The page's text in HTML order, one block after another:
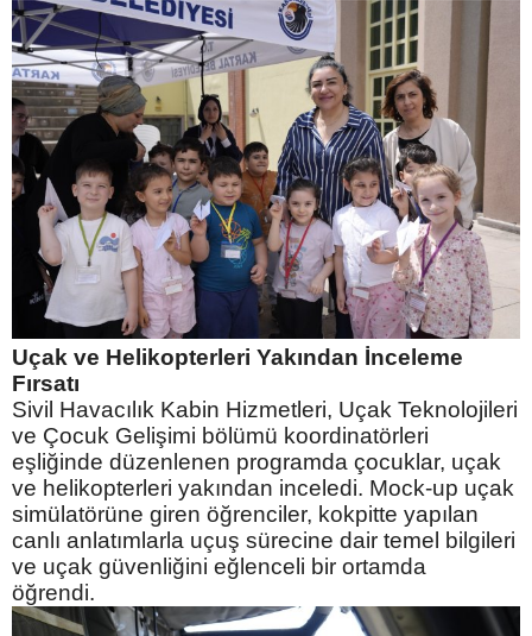
Uçak ve Helikopterleri Yakından İnceleme
Fırsatı
​Sivil Havacılık Kabin Hizmetleri, Uçak Teknolojileri
ve Çocuk Gelişimi bölümü koordinatörleri
eşliğinde düzenlenen programda çocuklar, uçak
ve helikopterleri yakından inceledi. Mock-up uçak
simülatörüne giren öğrenciler, kokpitte yapılan
canlı anlatımlarla uçuş sürecine dair temel bilgileri
ve uçak güvenliğini eğlenceli bir ortamda
öğrendi.